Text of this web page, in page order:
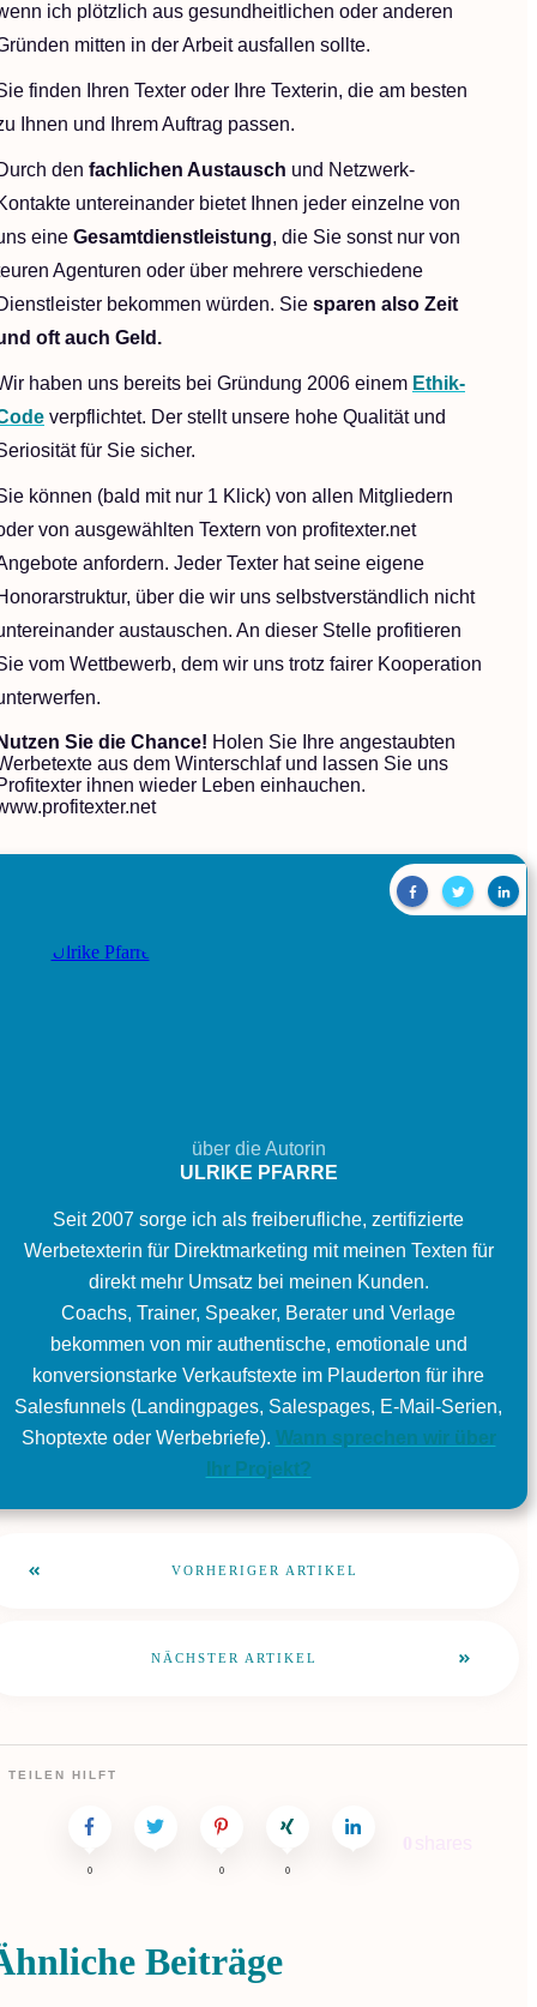
ich plötzlich aus gesundheitlichen oder anderen
mitten in der Arbeit ausfallen sollte.
finden Ihren Texter oder Ihre Texterin, die am besten
Ihnen und Ihrem Auftrag passen.
den fachlichen Austausch und Netzwerk-
untereinander bietet Ihnen jeder einzelne von
eine Gesamtdienstleistung, die Sie sonst nur von
Agenturen oder über mehrere verschiedene
bekommen würden. Sie sparen also Zeit
oft auch Geld.
haben uns bereits bei Gründung 2006 einem Ethik-
verpflichtet. Der stellt unsere hohe Qualität und
für Sie sicher.
können (bald mit nur 1 Klick) von allen Mitgliedern
von ausgewählten Textern von profitexter.net
anfordern. Jeder Texter hat seine eigene
über die wir uns selbstverständlich nicht
austauschen. An dieser Stelle profitieren
vom Wettbewerb, dem wir uns trotz fairer Kooperation
Sie die Chance! Holen Sie Ihre angestaubten
aus dem Winterschlaf und lassen Sie uns
ihnen wieder Leben einhauchen.
über die Autorin
ULRIKE PFARRE
Seit 2007 sorge ich als freiberufliche, zertifizierte
Werbetexterin für Direktmarketing mit meinen Texten für
direkt mehr Umsatz bei meinen Kunden.
Coachs, Trainer, Speaker, Berater und Verlage
bekommen von mir authentische, emotionale und
konversionstarke Verkaufstexte im Plauderton für ihre
Salesfunnels (Landingpages, Salespages, E-Mail-Serien,
Shoptexte oder Werbebriefe). Wann sprechen wir über
Ihr Projekt?
VORHERIGER ARTIKEL
NÄCHSTER ARTIKEL
TEILEN HILFT
0 0 0
Beiträge